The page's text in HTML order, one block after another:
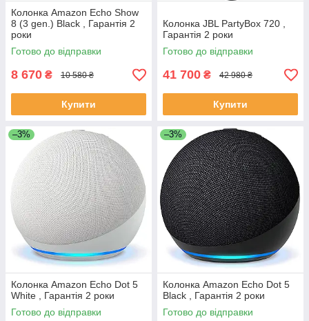
Колонка Amazon Echo Show
8 (3 gen.) Black , Гарантія 2
роки
Готово до відправки
8 670 ₴ 10 580 ₴
Купити
Колонка JBL PartyBox 720 ,
Гарантія 2 роки
Готово до відправки
41 700 ₴ 42 980 ₴
Купити
–3%
Колонка Amazon Echo Dot 5
White , Гарантія 2 роки
Готово до відправки
–3%
Колонка Amazon Echo Dot 5
Black , Гарантія 2 роки
Готово до відправки